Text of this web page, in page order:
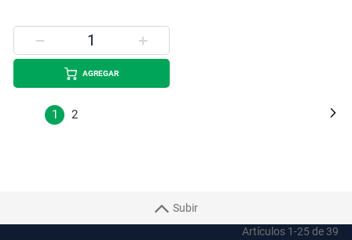
Artículos 1-25de 39
AGREGAR
Página Estás
1 Página
2
Subir